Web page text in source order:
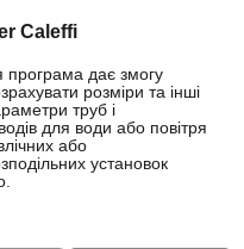
Caleffi
програма дає змогу
розміри та інші
труб і
для води або повітря
або
установок